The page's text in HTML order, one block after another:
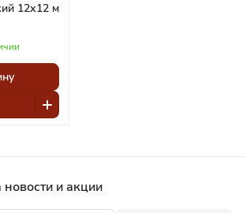
12х12 м
новости и акции